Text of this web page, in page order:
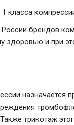
класса
брендов
здоровью и при
назначается
трикотаж